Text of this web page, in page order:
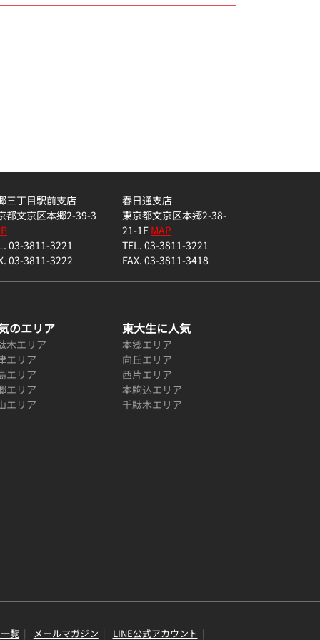
三丁目駅前支店
都文京区本郷2-39-3
03-3811-3221
03-3811-3222
春日通支店
東京都文京区本郷2-38-
21-1FMAP
TEL. 03-3811-3221
FAX. 03-3811-3418
のエリア
木エリア
エリア
エリア
エリア
エリア
東大生に人気
本郷エリア
向丘エリア
西片エリア
本駒込エリア
千駄木エリア
覧 メールマガジン LINE公式アカウント